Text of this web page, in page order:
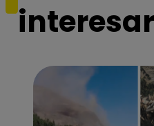
interesar